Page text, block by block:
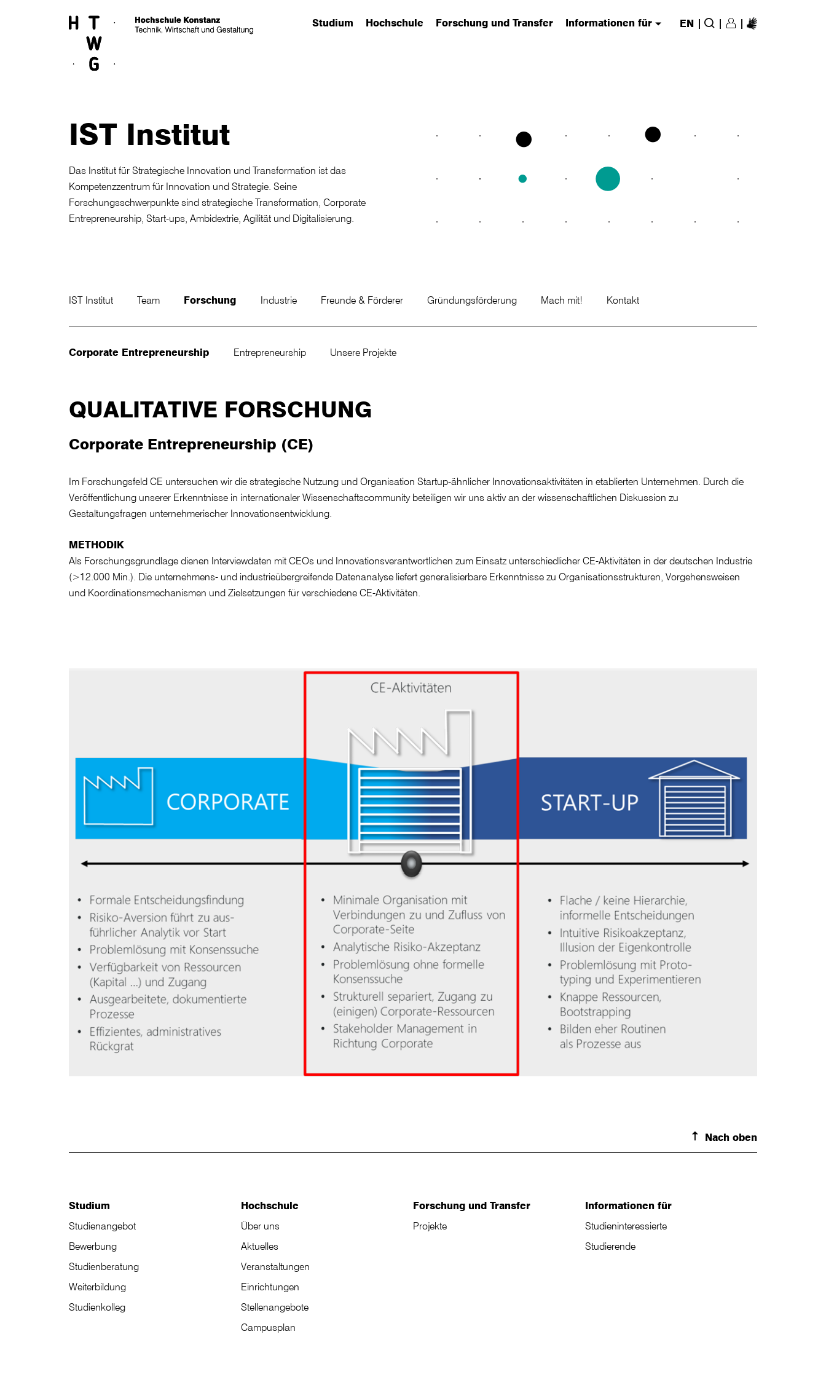
Studium
(has submenu)Hochschule
(has submenu)Forschung und Transfer
(has submenu) Informationen für
(has submenu) EN | Suche
| Login/Register
|
IST Institut
Das Institut für Strategische Innovation und Transformation ist das
Kompetenzzentrum für Innovation und Strategie. Seine
Forschungsschwerpunkte sind strategische Transformation, Corporate
Entrepreneurship, Start-ups, Ambidextrie, Agilität und Digitalisierung.
IST Institut Team Forschung Industrie Freunde & Förderer Gründungsförderung Mach mit! Kontakt
Corporate Entrepreneurship Entrepreneurship Unsere Projekte
QUALITATIVE FORSCHUNG
Corporate Entrepreneurship (CE)
Im Forschungsfeld CE untersuchen wir die strategische Nutzung und Organisation Startup-ähnlicher Innovationsaktivitäten in etablierten Unternehmen. Durch die
Veröffentlichung unserer Erkenntnisse in internationaler Wissenschaftscommunity beteiligen wir uns aktiv an der wissenschaftlichen Diskussion zu
Gestaltungsfragen unternehmerischer Innovationsentwicklung.
METHODIK
Als Forschungsgrundlage dienen Interviewdaten mit CEOs und Innovationsverantwortlichen zum Einsatz unterschiedlicher CE-Aktivitäten in der deutschen Industrie
(>12.000 Min.). Die unternehmens- und industrieübergreifende Datenanalyse liefert generalisierbare Erkenntnisse zu Organisationsstrukturen, Vorgehensweisen
und Koordinationsmechanismen und Zielsetzungen für verschiedene CE-Aktivitäten.
Nach oben
Studium
Studienangebot
Bewerbung
Studienberatung
Weiterbildung
Studienkolleg
Hochschule
Über uns
Aktuelles
Veranstaltungen
Einrichtungen
Stellenangebote
Campusplan
Forschung und Transfer
Projekte
Informationen für
Studieninteressierte
Studierende